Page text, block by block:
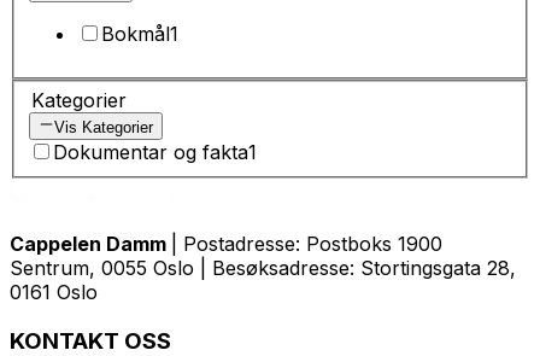
Bokmål1
Kategorier
Vis Kategorier
Dokumentar og fakta1
Cappelen Damm
| Postadresse: Postboks 1900
Sentrum, 0055 Oslo | Besøksadresse: Stortingsgata 28,
0161 Oslo
KONTAKT OSS